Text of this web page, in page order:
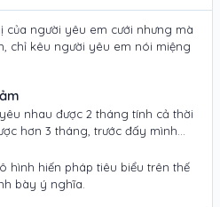
của người yêu em cưới nhưng mà
chỉ kêu người yêu em nói miệng
nhau được 2 tháng tính cả thời
hơn 3 tháng, trước đấy mình
hình hiến pháp tiêu biểu trên thế
bày ý nghĩa.